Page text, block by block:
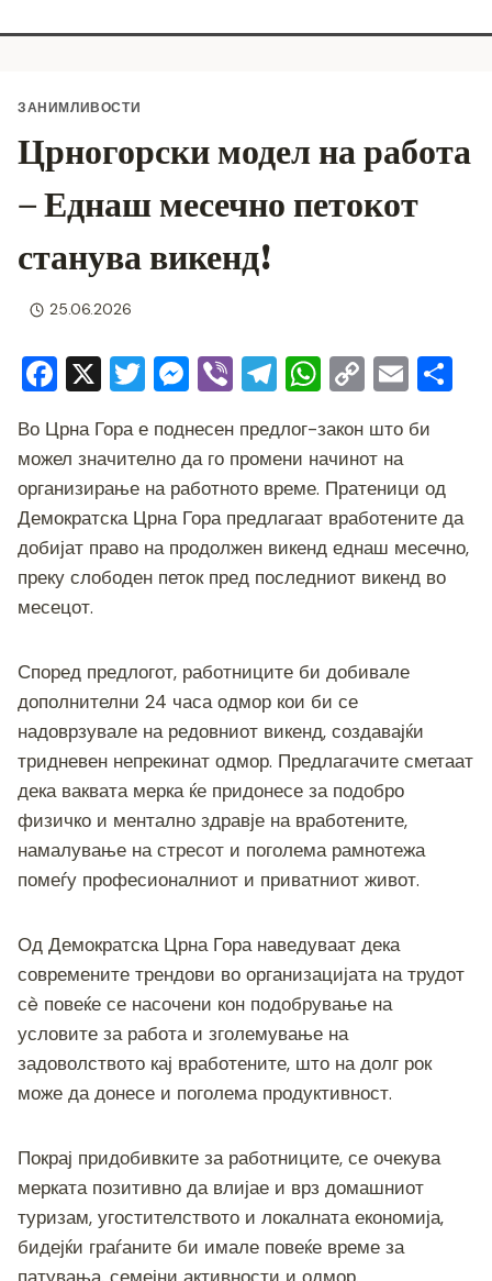
ЗАНИМЛИВОСТИ
Црногорски модел на работа
– Еднаш месечно петокот
станува викенд!
25.06.2026
F
c
e
b
o
o
k
X T
tt
er
M
ss
e
n
g
er
Vi
er
T
e
gr
a
m
W
at
s
A
p
p
C
p
y
Li
n
k
E
m
ai
l
Во Црна Гора е поднесен предлог-закон што би
можел значително да го промени начинот на
организирање на работното време. Пратеници од
Демократска Црна Гора предлагаат вработените да
добијат право на продолжен викенд еднаш месечно,
преку слободен петок пред последниот викенд во
месецот.
Според предлогот, работниците би добивале
дополнителни 24 часа одмор кои би се
надоврзувале на редовниот викенд, создавајќи
тридневен непрекинат одмор. Предлагачите сметаат
дека ваквата мерка ќе придонесе за подобро
физичко и ментално здравје на вработените,
намалување на стресот и поголема рамнотежа
помеѓу професионалниот и приватниот живот.
Од Демократска Црна Гора наведуваат дека
современите трендови во организацијата на трудот
сè повеќе се насочени кон подобрување на
условите за работа и зголемување на
задоволството кај вработените, што на долг рок
може да донесе и поголема продуктивност.
Покрај придобивките за работниците, се очекува
мерката позитивно да влијае и врз домашниот
туризам, угостителството и локалната економија,
бидејќи граѓаните би имале повеќе време за